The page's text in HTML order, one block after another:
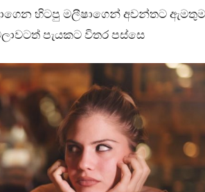
හිටපු මලීෂාගෙන් අවන්තට
පැයකට විතර පස්සෙ